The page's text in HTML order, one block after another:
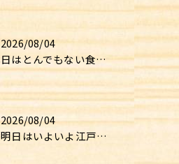
2026/08/04
本日はとんでもない食材が入荷しました！！
2026/08/04
🎆明日はいよいよ江戸川花火大会！🎆